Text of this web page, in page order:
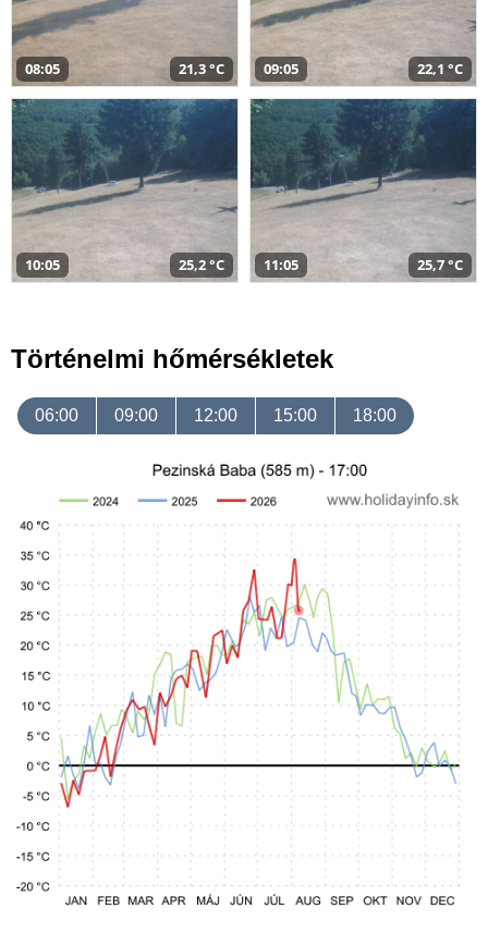
08:05 21,3 °C 09:05 22,1 °C
10:05 25,2 °C 11:05 25,7 °C
Történelmi hőmérsékletek
06:00 09:00 12:00 15:00 18:00